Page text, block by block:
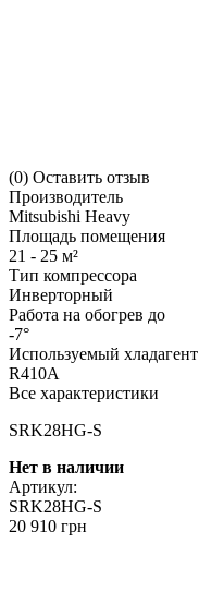
(0) Оставить отзыв
Производитель
Mitsubishi Heavy
Площадь помещения
21 - 25 м²
Тип компрессора
Инверторный
Работа на обогрев до
-7°
Используемый хладагент
R410A
Все характеристики
SRK28HG-S
Нет в наличии
Артикул:
SRK28HG-S
20 910 грн